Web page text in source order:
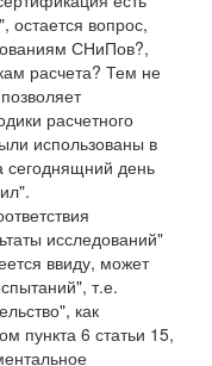
остается вопрос,
СНиПов?,
расчета? Тем не
расчетного
использованы в
сегоднящний день
исследований"
ввиду, может
т.е.
как
пункта 6 статьи 15,